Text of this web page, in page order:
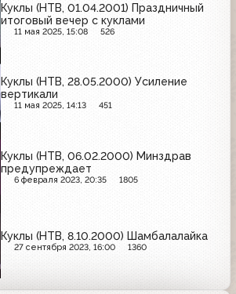
Куклы (НТВ, 01.04.2001) Праздничный
итоговый вечер с куклами
11 мая 2025, 15:08 526
Куклы (НТВ, 28.05.2000) Усиление
вертикали
11 мая 2025, 14:13 451
Куклы (НТВ, 06.02.2000) Минздрав
предупреждает
6 февраля 2023, 20:35 1805
Куклы (НТВ, 8.10.2000) Шамбалалайка
27 сентября 2023, 16:00 1360